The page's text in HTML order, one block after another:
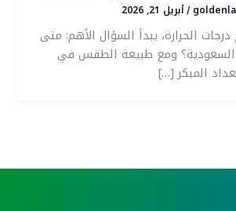
/أبريل 21, 2026
درجات الحرارة، يبدأ السؤال الأهم: متى
ومع طبيعة الطقس في
المبكر […]